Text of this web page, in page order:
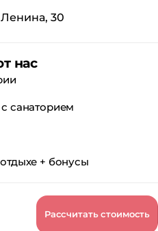
Ленина, 30
нас
санаторием
+ бонусы
Рассчитать стоимость